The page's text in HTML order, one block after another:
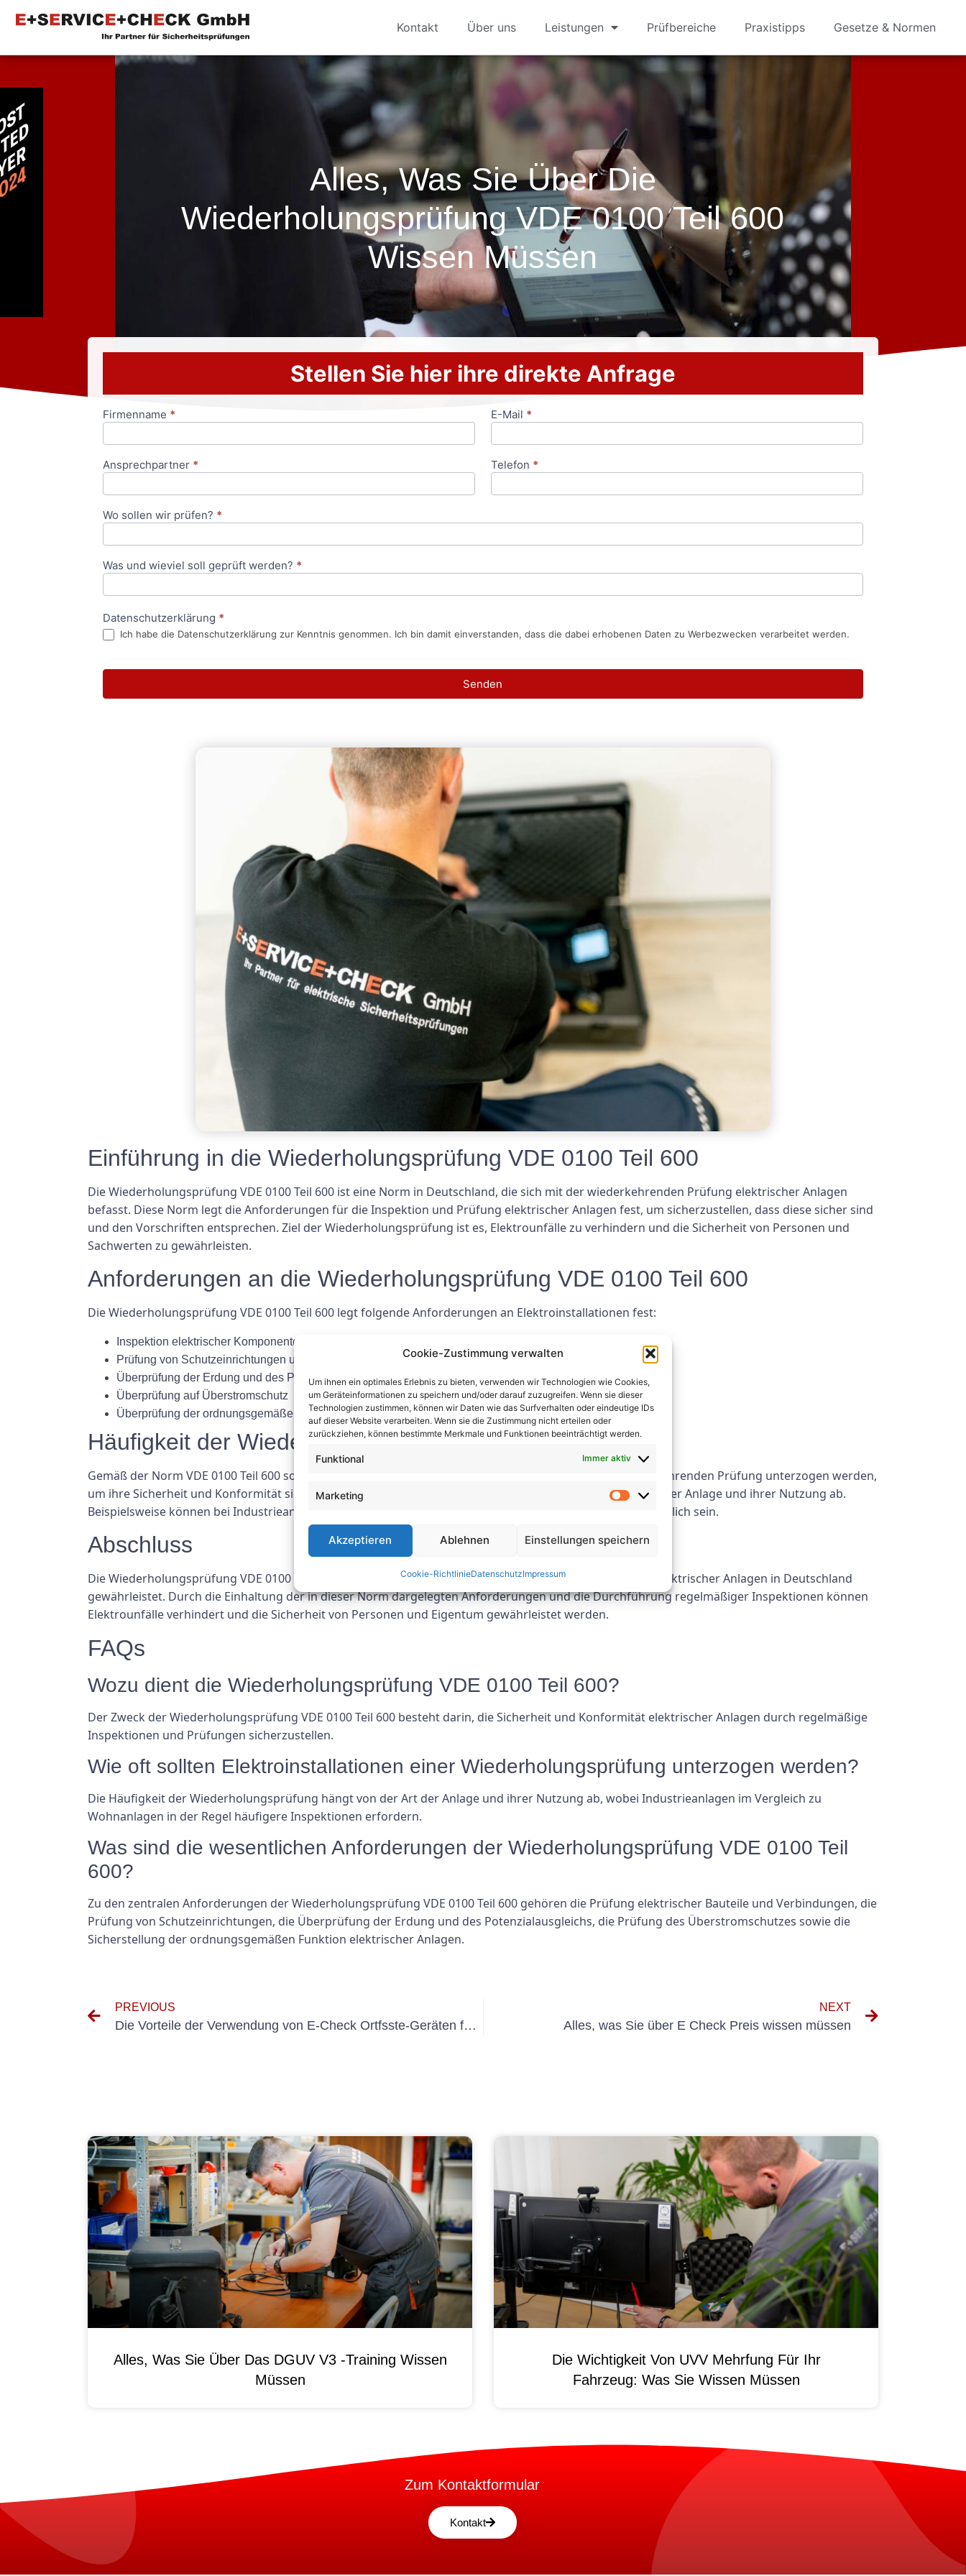
Cookie-Zustimmung verwalten
Um ihnen ein optimales Erlebnis zu bieten, verwenden wir Technologien wie Cookies,
um Geräteinformationen zu speichern und/oder darauf zuzugreifen. Wenn sie dieser
Technologien zustimmen, können wir Daten wie das Surfverhalten oder eindeutige IDs
auf dieser Website verarbeiten. Wenn sie die Zustimmung nicht erteilen oder
zurückziehen, können bestimmte Merkmale und Funktionen beeinträchtigt werden.
Funktional Immer aktiv
Marketing
Akzeptieren Ablehnen Einstellungen speichern
Cookie-RichtlinieDatenschutzImpressum
Kontakt Über uns Leistungen Prüfbereiche Praxistipps Gesetze & Normen
Alles, Was Sie Über Die
Wiederholungsprüfung VDE 0100 Teil 600
Wissen Müssen
Stellen Sie hier ihre direkte Anfrage
Anfrageformular
Firmenname * E-Mail *
Ansprechpartner * Telefon *
Wo sollen wir prüfen? *
Was und wieviel soll geprüft werden? *
Datenschutzerklärung *
Ich habe die Datenschutzerklärung zur Kenntnis genommen. Ich bin damit einverstanden, dass die dabei erhobenen Daten zu Werbezwecken verarbeitet werden.
Senden
Einführung in die Wiederholungsprüfung VDE 0100 Teil 600
Die Wiederholungsprüfung VDE 0100 Teil 600 ist eine Norm in Deutschland, die sich mit der wiederkehrenden Prüfung elektrischer Anlagen
befasst. Diese Norm legt die Anforderungen für die Inspektion und Prüfung elektrischer Anlagen fest, um sicherzustellen, dass diese sicher sind
und den Vorschriften entsprechen. Ziel der Wiederholungsprüfung ist es, Elektrounfälle zu verhindern und die Sicherheit von Personen und
Sachwerten zu gewährleisten.
Anforderungen an die Wiederholungsprüfung VDE 0100 Teil 600
Die Wiederholungsprüfung VDE 0100 Teil 600 legt folgende Anforderungen an Elektroinstallationen fest:
Inspektion elektrischer Komponenten und Anschlüsse
Prüfung von Schutzeinrichtungen und -maßnahmen
Überprüfung der Erdung und des Potenzialausgleichs
Überprüfung auf Überstromschutz
Überprüfung der ordnungsgemäßen Funktion elektrischer Systeme
Häufigkeit der Wiederholungsprüfung
Gemäß der Norm VDE 0100 Teil 600 sollten elektrische Anlagen in regelmäßigen Abständen einer wiederkehrenden Prüfung unterzogen werden,
um ihre Sicherheit und Konformität sicherzustellen. Die Häufigkeit dieser Inspektionen hängt von der Art der Anlage und ihrer Nutzung ab.
Beispielsweise können bei Industrieanlagen im Vergleich zu Wohnanlagen häufigere Inspektionen erforderlich sein.
Abschluss
Die Wiederholungsprüfung VDE 0100 Teil 600 ist eine wichtige Norm, die die Sicherheit und Konformität elektrischer Anlagen in Deutschland
gewährleistet. Durch die Einhaltung der in dieser Norm dargelegten Anforderungen und die Durchführung regelmäßiger Inspektionen können
Elektrounfälle verhindert und die Sicherheit von Personen und Eigentum gewährleistet werden.
FAQs
Wozu dient die Wiederholungsprüfung VDE 0100 Teil 600?
Der Zweck der Wiederholungsprüfung VDE 0100 Teil 600 besteht darin, die Sicherheit und Konformität elektrischer Anlagen durch regelmäßige
Inspektionen und Prüfungen sicherzustellen.
Wie oft sollten Elektroinstallationen einer Wiederholungsprüfung unterzogen werden?
Die Häufigkeit der Wiederholungsprüfung hängt von der Art der Anlage und ihrer Nutzung ab, wobei Industrieanlagen im Vergleich zu
Wohnanlagen in der Regel häufigere Inspektionen erfordern.
Was sind die wesentlichen Anforderungen der Wiederholungsprüfung VDE 0100 Teil
600?
Zu den zentralen Anforderungen der Wiederholungsprüfung VDE 0100 Teil 600 gehören die Prüfung elektrischer Bauteile und Verbindungen, die
Prüfung von Schutzeinrichtungen, die Überprüfung der Erdung und des Potenzialausgleichs, die Prüfung des Überstromschutzes sowie die
Sicherstellung der ordnungsgemäßen Funktion elektrischer Anlagen.
PREVIOUS
Die Vorteile der Verwendung von E-Check Ortfsste-Geräten für Ihr Unternehmen
NEXT
Alles, was Sie über E Check Preis wissen müssen
Alles, Was Sie Über Das DGUV V3 -Training Wissen
Müssen
Die Wichtigkeit Von UVV Mehrfung Für Ihr
Fahrzeug: Was Sie Wissen Müssen
Zum Kontaktformular
Kontakt